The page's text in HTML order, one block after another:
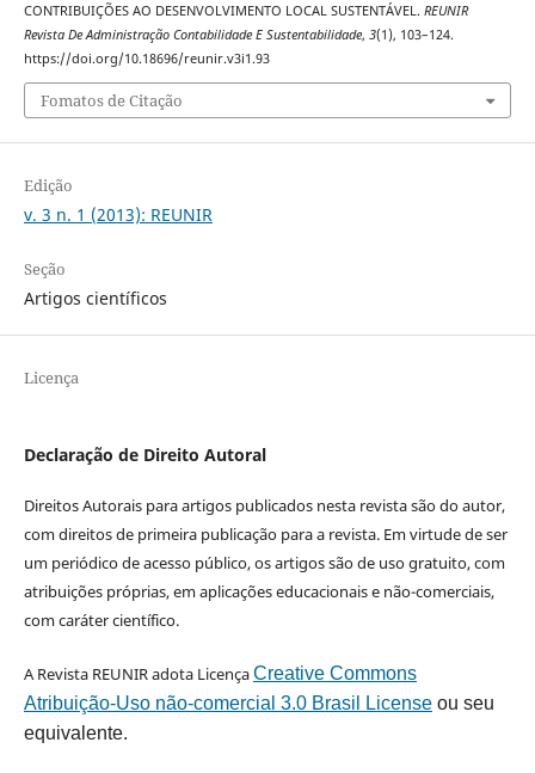
CONTRIBUIÇÕES AO DESENVOLVIMENTO LOCAL SUSTENTÁVEL. REUNIR
Revista De Administração Contabilidade E Sustentabilidade, 3(1), 103–124.
https://doi.org/10.18696/reunir.v3i1.93
Fomatos de Citação
Edição
v. 3 n. 1 (2013): REUNIR
Seção
Artigos científicos
Licença
Declaração de Direito Autoral
Direitos Autorais para artigos publicados nesta revista são do autor,
com direitos de primeira publicação para a revista. Em virtude de ser
um periódico de acesso público, os artigos são de uso gratuito, com
atribuições próprias, em aplicações educacionais e não-comerciais,
com caráter científico.
A Revista REUNIR adota LicençaCreative Commons
Atribuição-Uso não-comercial 3.0 Brasil Licenseou seu
equivalente.